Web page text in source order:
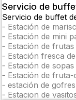
Servicio de
Servicio de buffet
- Estación de
- Estación de mini
- Estación de
- Estación fresca
- Estación de
- Estación de fruta-
- estación de
- Estacion de